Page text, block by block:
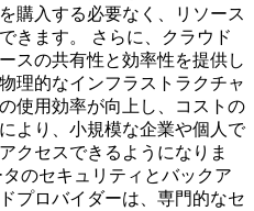
購入する必要なく、リソース
きます。 さらに、クラウド
スの共有性と効率性を提供し
理的なインフラストラクチャ
使用効率が向上し、コストの
より、小規模な企業や個人で
クセスできるようになりま
のセキュリティとバックア
プロバイダーは、専門的なセ